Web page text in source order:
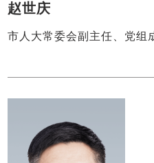
赵世庆
市人大常委会副主任、党组